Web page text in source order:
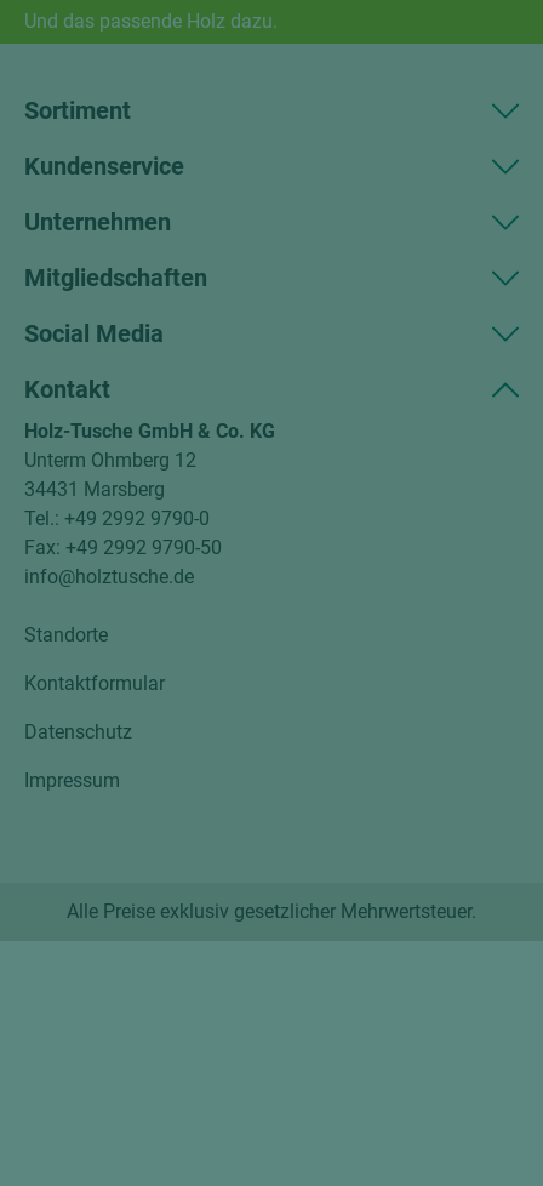
Und das passende Holz dazu.
Sortiment
Kundenservice
Unternehmen
Mitgliedschaften
Social Media
Kontakt
Holz-Tusche GmbH & Co. KG
Unterm Ohmberg 12
34431 Marsberg
Tel.: +49 2992 9790-0
Fax: +49 2992 9790-50
info@holztusche.de
Standorte
Kontaktformular
Datenschutz
Impressum
Alle Preise exklusiv gesetzlicher Mehrwertsteuer.